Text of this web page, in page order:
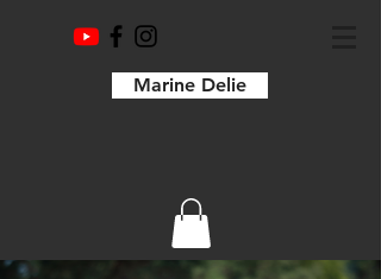
Marine Delie